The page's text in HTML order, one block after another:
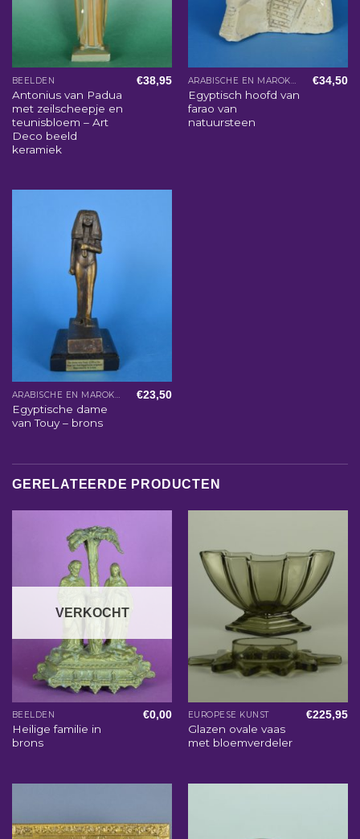
BEELDEN
Antonius van Padua
met zeilscheepje en
teunisbloem – Art
Deco beeld
keramiek
€38,95 ARABISCHE EN MAROKKAANSE WOONACCESSOIRES
Egyptisch hoofd van
farao van
natuursteen
€34,50
ARABISCHE EN MAROKKAANSE WOONACCESSOIRES
Egyptische dame
van Touy – brons
€23,50
GERELATEERDE PRODUCTEN
VERKOCHT
BEELDEN
Heilige familie in
brons
€0,00 EUROPESE KUNST
Glazen ovale vaas
met bloemverdeler
€225,95